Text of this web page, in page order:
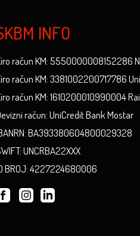
INFO
račun KM: 5550000008152286
račun KM: 3381002200717786
račun KM: 1610200010990004
račun: UniCredit Bank Mostar
BA393380604800029328
UNCRBA22XXX
BROJ: 4227224680006